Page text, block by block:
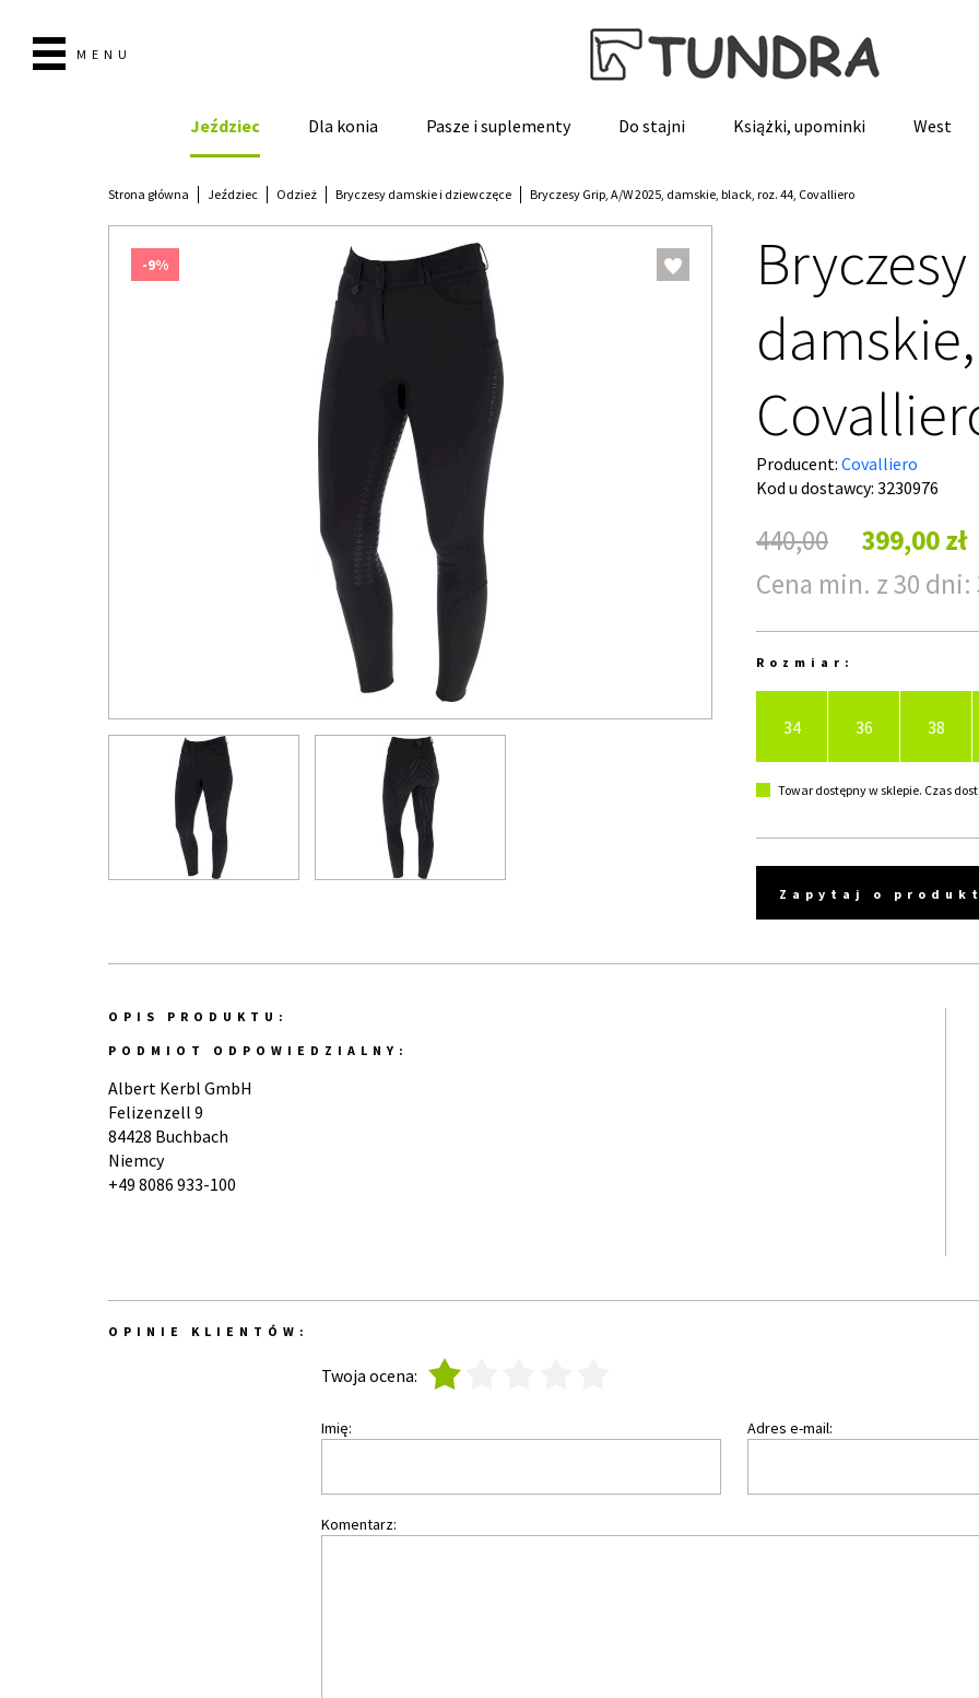
MENU
Jeździec Dla konia Pasze i suplementy Do stajni Książki, upominki West
Strona główna Jeździec Odzież Bryczesy damskie i dziewczęce Bryczesy Grip, A/W 2025, damskie, black, roz. 44, Covalliero
-9%
Producent: Covalliero
Kod u dostawcy: 3230976
440,00
399,00 zł
Cena min. z 30 dni:
Rozmiar:
34 36 38
Towar dostępny w sklepie. Czas
Zapytaj o
OPIS PRODUKTU:
PODMIOT ODPOWIEDZIALNY:
Albert Kerbl GmbH
Felizenzell 9
84428 Buchbach
Niemcy
+49 8086 933-100
OPINIE KLIENTÓW:
Twoja ocena:
Imię: Adres e-mail:
Komentarz: